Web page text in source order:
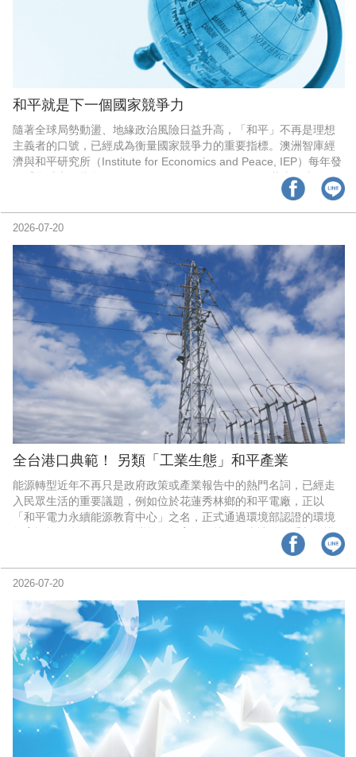
和平就是下一個國家競爭力
隨著全球局勢動盪、地緣政治風險日益升高，「和平」不再是理想
主義者的口號，已經成為衡量國家競爭力的重要指標。澳洲智庫經
濟與和平研究所（Institute for Economics and Peace, IEP）每年發
布「全球和平指數（Global Peace Index, GPI）」，藉由軍事化程
度、國內外衝突以及社會安全等面向，評估全球超過160個國家的和
平狀況，冰島連續多年穩居榜首，證明和平也可以是一種國家競爭
優勢。
全台港口典範！ 另類「工業生態」和平產業
能源轉型近年不再只是政府政策或產業報告中的熱門名詞，已經走
入民眾生活的重要議題，例如位於花蓮秀林鄉的和平電廠，正以
「和平電力永續能源教育中心」之名，正式通過環境部認證的環境
教育設施場所，不僅為台灣能源教育增添據點，也讓外界重新認識
如何透過循環經濟、生態保育與永續教育，打造兼顧產業發展與環
境共好的能源轉型。和平電廠與和平港、水泥廠所形成的產業共生
鏈，能將煤灰與脫硫石膏百分之百回收再利用，展現工業廢棄物資
2026-07-20
2026-07-20